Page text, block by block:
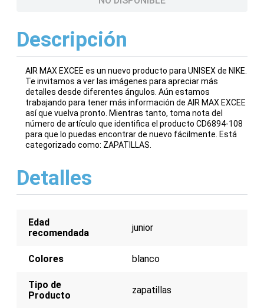
Descripción
AIR MAX EXCEE es un nuevo producto para UNISEX de NIKE.
Te invitamos a ver las imágenes para apreciar más
detalles desde diferentes ángulos. Aún estamos
trabajando para tener más información de AIR MAX EXCEE
así que vuelva pronto. Mientras tanto, toma nota del
número de artículo que identifica el producto CD6894-108
para que lo puedas encontrar de nuevo fácilmente. Está
categorizado como: ZAPATILLAS.
Detalles
Edad
recomendada
junior
Colores blanco
Tipo de
Producto
zapatillas